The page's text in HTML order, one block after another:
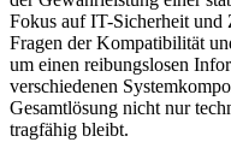
Fokus auf IT-Sicherheit
Fragen der Kompatibilität
um einen reibungslosen
verschiedenen
Gesamtlösung nicht nur
tragfähig bleibt.